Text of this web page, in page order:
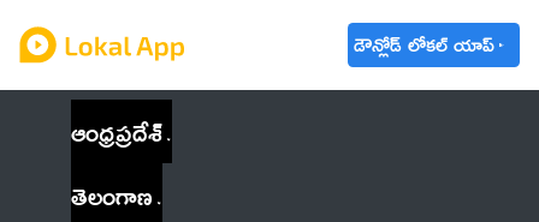
డౌన్లోడ్ లోకల్ యాప్
ఆంధ్రప్రదేశ్
తెలంగాణ